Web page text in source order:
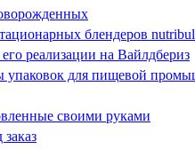
блендеров
реализации на Вайлдбериз
для пищевой
своими руками